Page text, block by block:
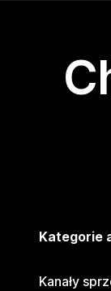
Kategorie
Kanały